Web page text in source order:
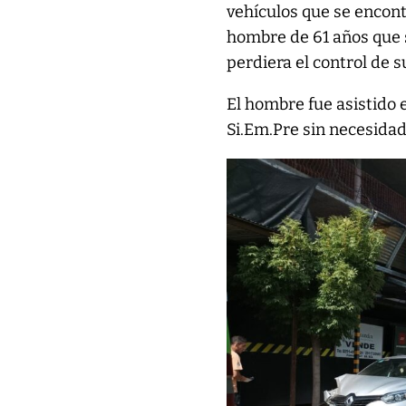
vehículos que se
hombre de 61 años
perdiera el control de
El hombre fue asistido
Si.Em.Pre sin